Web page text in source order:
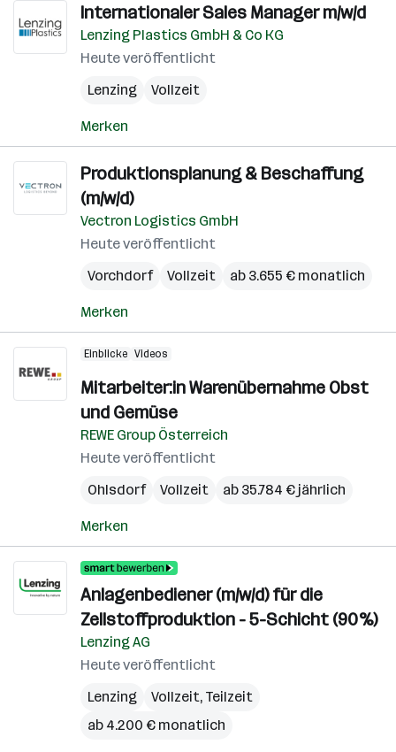
Internationaler Sales Manager m/w/d
Lenzing Plastics GmbH & Co KG
Heute veröffentlicht
Lenzing
Vollzeit
Merken
Produktionsplanung & Beschaffung
(m/w/d)
Vectron Logistics GmbH
Heute veröffentlicht
Vorchdorf
Vollzeit ab 3.655 € monatlich
Merken
Einblicke Videos
Mitarbeiter:in Warenübernahme Obst
und Gemüse
REWE Group Österreich
Heute veröffentlicht
Ohlsdorf
Vollzeit ab 35.784 € jährlich
Merken
Anlagenbediener (m/w/d) für die
Zellstoffproduktion - 5-Schicht (90%)
Lenzing AG
Heute veröffentlicht
Lenzing
Vollzeit, Teilzeit
ab 4.200 € monatlich